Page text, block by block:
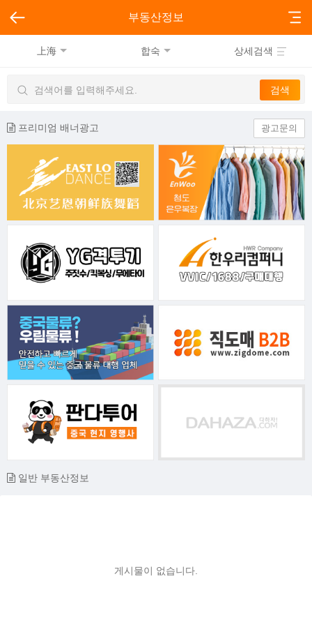
부동산정보
上海 합숙 상세검색
프리미엄 배너광고 광고문의
일반 부동산정보
게시물이 없습니다.